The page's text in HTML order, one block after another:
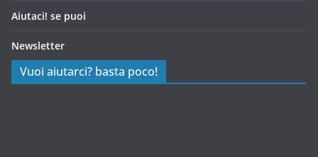
Aiutaci! se puoi
Newsletter
Vuoi aiutarci? basta poco!